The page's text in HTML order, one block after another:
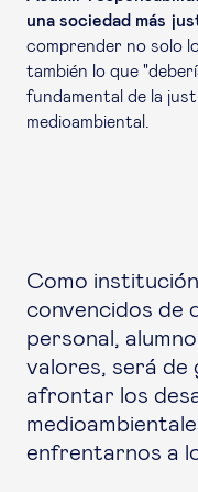
una sociedad más
comprender no solo
también lo que
fundamental de la
medioambiental.
Como
convencidos de
personal,
valores, será de
afrontar los
enfrentarnos a